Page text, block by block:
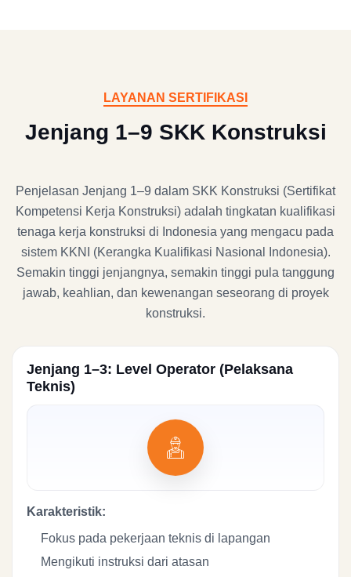
LAYANAN SERTIFIKASI
Jenjang 1–9 SKK Konstruksi
Penjelasan Jenjang 1–9 dalam SKK Konstruksi (Sertifikat
Kompetensi Kerja Konstruksi) adalah tingkatan kualifikasi
tenaga kerja konstruksi di Indonesia yang mengacu pada
sistem KKNI (Kerangka Kualifikasi Nasional Indonesia).
Semakin tinggi jenjangnya, semakin tinggi pula tanggung
jawab, keahlian, dan kewenangan seseorang di proyek
konstruksi.
Jenjang 1–3: Level Operator (Pelaksana
Teknis)
Karakteristik:
Fokus pada pekerjaan teknis di lapangan
Mengikuti instruksi dari atasan